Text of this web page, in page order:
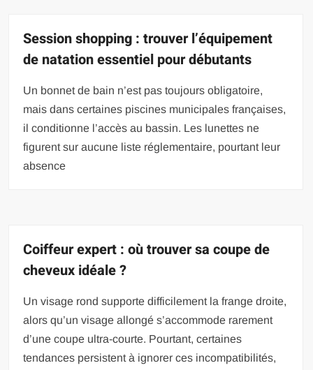
Session shopping : trouver l’équipement
de natation essentiel pour débutants
Un bonnet de bain n’est pas toujours obligatoire,
mais dans certaines piscines municipales françaises,
il conditionne l’accès au bassin. Les lunettes ne
figurent sur aucune liste réglementaire, pourtant leur
absence
Coiffeur expert : où trouver sa coupe de
cheveux idéale ?
Un visage rond supporte difficilement la frange droite,
alors qu’un visage allongé s’accommode rarement
d’une coupe ultra-courte. Pourtant, certaines
tendances persistent à ignorer ces incompatibilités,